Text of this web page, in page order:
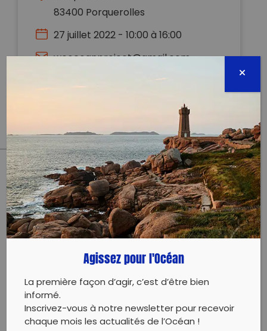
83400 Porquerolles
27 juillet 2022 - 10:00 à 16:00
weoceanproject@gmail.com
PARTAGER CET ARTICLE:
Partager sur Facebook
Partager sur
Twitter
Envoyer à
un ami
Copy to clipboard
Agissez pour l'Océan
La première façon d’agir, c’est d’être bien
informé.
Inscrivez-vous à notre newsletter pour recevoir
chaque mois les actualités de l’Océan !